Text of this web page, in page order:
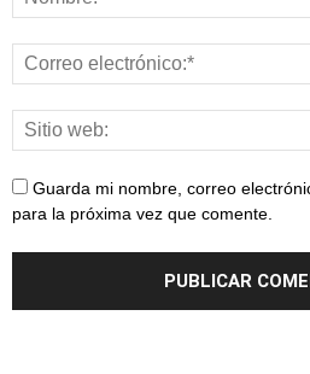
Guarda mi nombre, correo
para la próxima vez que comente.